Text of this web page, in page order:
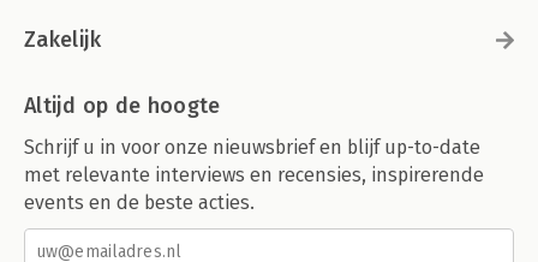
Zakelijk
Altijd op de hoogte
Schrijf u in voor onze nieuwsbrief en blijf up-to-date
met relevante interviews en recensies, inspirerende
events en de beste acties.